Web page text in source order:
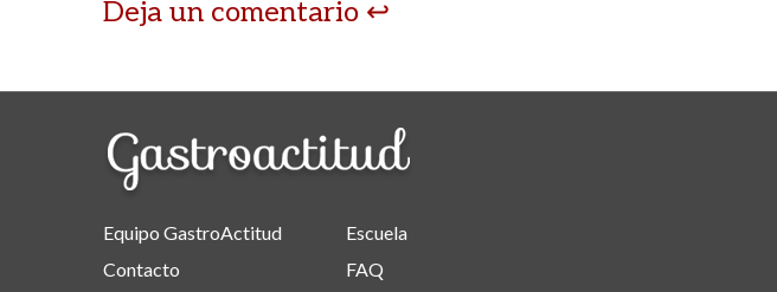
Deja un comentario
Equipo GastroActitud
Contacto
Escuela
FAQ